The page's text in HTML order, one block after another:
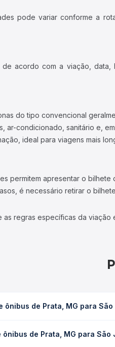
pode variar conforme a
acordo com a viação,
do tipo convencional
ar-condicionado, sanitário e,
ideal para viagens mais
permitem apresentar o
é necessário retirar o
as regras específicas da
ônibus de Prata, MG para
leito) e as condições de
de Prata, MG para